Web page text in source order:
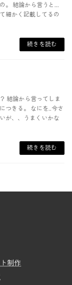
結論から言うと...
細かく記載してるの
続きを読む
結論から言ってしま
つきる。 なにを..今さ
が、、うまくいかな
続きを読む
制作